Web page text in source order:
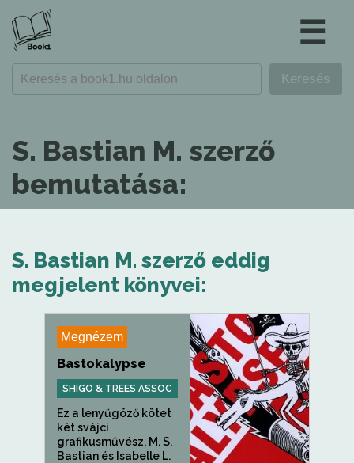
☰
S. Bastian M. szerző
bemutatása:
S. Bastian M. szerző eddig
megjelent könyvei:
Megnézem
Bastokalypse
SHIGO & TREES ASSOC
Ez a lenyűgöző kötet
két svájci
grafikusművész, M. S.
Bastian és Isabelle L.